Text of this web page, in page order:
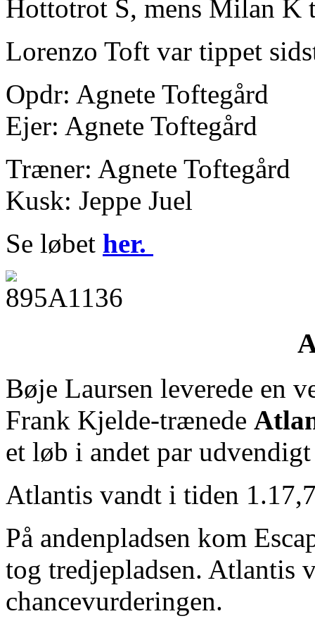
Hottotrot S, mens Milan K
Lorenzo Toft var tippet
Opdr: Agnete Toftegård
Ejer: Agnete Toftegård
Træner: Agnete Toftegård
Kusk: Jeppe Juel
Se løbet her.
Bøje Laursen leverede en
Frank Kjelde-trænede
et løb i andet par
Atlantis vandt i tiden
På andenpladsen kom
tog tredjepladsen. Atlantis
chancevurderingen.